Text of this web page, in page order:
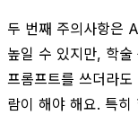
두 번째 주의사항은
높일 수 있지만, 학
프롬프트를 쓰더라
람이 해야 해요. 특히